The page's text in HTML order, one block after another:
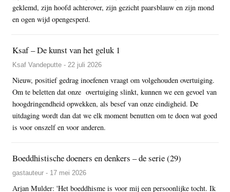
geklemd, zijn hoofd achterover, zijn gezicht paarsblauw en zijn mond
en ogen wijd opengesperd.
Ksaf – De kunst van het geluk 1
Ksaf Vandeputte - 22 juli 2026
Nieuw, positief gedrag inoefenen vraagt om volgehouden overtuiging.
Om te beletten dat onze overtuiging slinkt, kunnen we een gevoel van
hoogdringendheid opwekken, als besef van onze eindigheid. De
uitdaging wordt dan dat we elk moment benutten om te doen wat goed
is voor onszelf en voor anderen.
Boeddhistische doeners en denkers – de serie (29)
gastauteur - 17 mei 2026
Arjan Mulder: 'Het boeddhisme is voor mij een persoonlijke tocht. Ik